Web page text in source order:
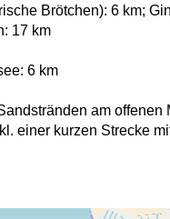
Brötchen): 6 km;
17 km
6 km
am offenen
einer kurzen Strecke